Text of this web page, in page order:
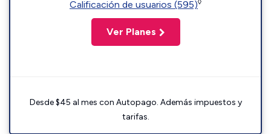
Calificación de usuarios (595)◊
Ver Planes
Desde $45 al mes con Autopago. Además impuestos y
tarifas.